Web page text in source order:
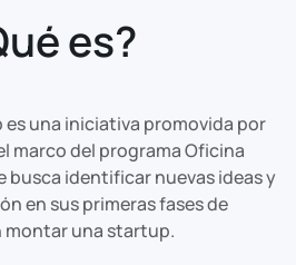
es?
una iniciativa promovida por
marco del programa Oficina
busca identificar nuevas ideas y
en sus primeras fases de
montar una startup.